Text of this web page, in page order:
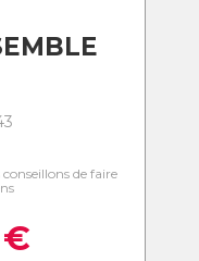
de faire
€